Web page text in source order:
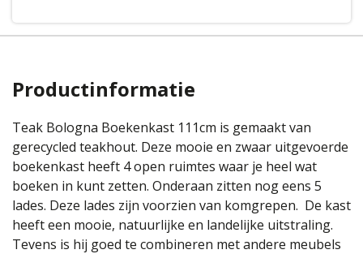
Productinformatie
Teak Bologna Boekenkast 111cm is gemaakt van
gerecycled teakhout. Deze mooie en zwaar uitgevoerde
boekenkast heeft 4 open ruimtes waar je heel wat
boeken in kunt zetten. Onderaan zitten nog eens 5
lades. Deze lades zijn voorzien van komgrepen. De kast
heeft een mooie, natuurlijke en landelijke uitstraling.
Tevens is hij goed te combineren met andere meubels